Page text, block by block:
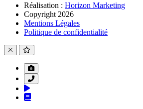
Réalisation : Horizon Marketing
Copyright 2026
Mentions Légales
Politique de confidentialité